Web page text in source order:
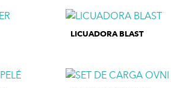
LICUADORA BLAST